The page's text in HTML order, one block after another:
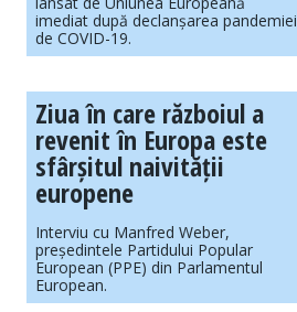
imediat după declanșarea pandemiei
de COVID-19.
Ziua în care războiul a
revenit în Europa este
sfârșitul naivității
europene
Interviu cu Manfred Weber,
președintele Partidului Popular
European (PPE) din Parlamentul
European.